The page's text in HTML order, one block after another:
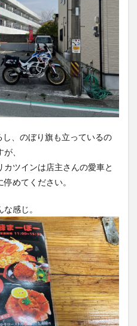
、のぼり旗も立っているの
、
ツインは店主さんの愛車と
めてください。
感じ。